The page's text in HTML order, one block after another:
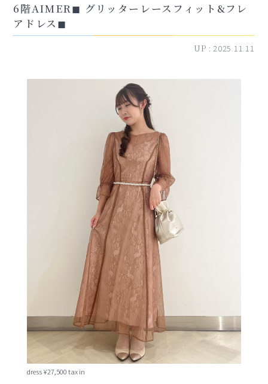
6階AIMER◼︎ グリッターレースフィット&フレ
アドレス◼︎
UP :2025.11.11
dress ¥27,500 tax in